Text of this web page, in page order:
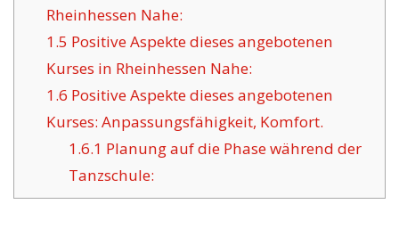
Rheinhessen Nahe:
1.5 Positive Aspekte dieses angebotenen
Kurses in Rheinhessen Nahe:
1.6 Positive Aspekte dieses angebotenen
Kurses: Anpassungsfähigkeit, Komfort.
1.6.1 Planung auf die Phase während der
Tanzschule: